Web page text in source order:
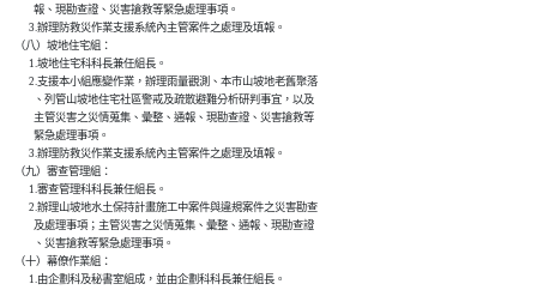
            報、現勘查證、災害搶救等緊急處理事項。
          3.辦理防救災作業支援系統內主管案件之處理及填報。
    （八）坡地住宅組：
          1.坡地住宅科科長兼任組長。
          2.支援本小組應變作業，辦理雨量觀測、本市山坡地老舊聚落
            、列管山坡地住宅社區警戒及疏散避難分析研判事宜，以及
            主管災害之災情蒐集、彙整、通報、現勘查證、災害搶救等
            緊急處理事項。
          3.辦理防救災作業支援系統內主管案件之處理及填報。
    （九）審查管理組：
          1.審查管理科科長兼任組長。
          2.辦理山坡地水土保持計畫施工中案件與違規案件之災害勘查
            及處理事項；主管災害之災情蒐集、彙整、通報、現勘查證
            、災害搶救等緊急處理事項。
    （十）幕僚作業組：
          1.由企劃科及秘書室組成，並由企劃科科長兼任組長。